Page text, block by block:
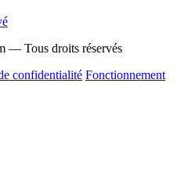
— Tous droits réservés
confidentialité Fonctionnement